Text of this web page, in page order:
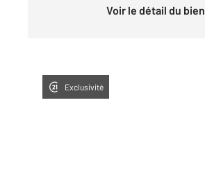
Voir le détail du bien
Exclusivité